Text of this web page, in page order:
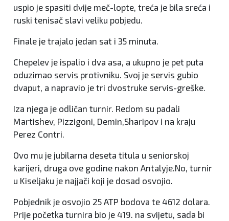
uspio je spasiti dvije meč-lopte, treća je bila sreća i
ruski tenisač slavi veliku pobjedu.
Finale je trajalo jedan sat i 35 minuta.
Chepelev je ispalio i dva asa, a ukupno je pet puta
oduzimao servis protivniku. Svoj je servis gubio
dvaput, a napravio je tri dvostruke servis-greške.
Iza njega je odličan turnir. Redom su padali
Martishev, Pizzigoni, Demin,Sharipov i na kraju
Perez Contri.
Ovo mu je jubilarna deseta titula u seniorskoj
karijeri, druga ove godine nakon Antalyje.No, turnir
u Kiseljaku je najjači koji je dosad osvojio.
Pobjednik je osvojio 25 ATP bodova te 4612 dolara.
Prije početka turnira bio je 419. na svijetu, sada bi